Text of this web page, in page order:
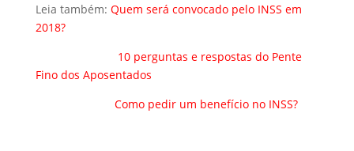
Leia também: Quem será convocado pelo INSS em
2018?
10 perguntas e respostas do Pente
Fino dos Aposentados
Como pedir um benefício no INSS?